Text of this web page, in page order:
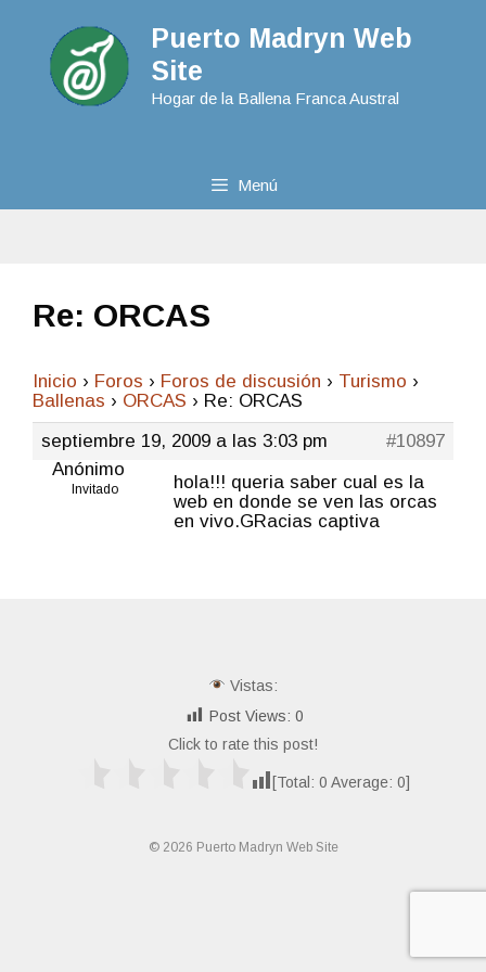
Puerto Madryn Web
Site
Hogar de la Ballena Franca Austral
Menú
Re: ORCAS
Inicio › Foros › Foros de discusión › Turismo ›
Ballenas › ORCAS › Re: ORCAS
septiembre 19, 2009 a las 3:03 pm
#10897
Anónimo
Invitado
hola!!! queria saber cual es la
web en donde se ven las orcas
en vivo.GRacias captiva
Vistas:
Post Views: 0
Click to rate this post!
[Total: 0 Average: 0]
© 2026 Puerto Madryn Web Site